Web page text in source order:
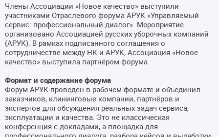
Члены Ассоциации «Новое качество» выступили
участниками Отраслевого форума АРУК «Управляемый
сервис: профессиональный диалог». Мероприятие
организовано Ассоциацией русских уборочных компаний
(АРУК). В рамках подписанного соглашения о
сотрудничестве между НК и АРУК, Ассоциация «Новое
качество» выступила партнёром форума.
Формат и содержание форума
Форум АРУК проведён в рабочем формате и объединил
заказчиков, клининговые компании, партнёров и
экспертов для обсуждения реальных задач сервиса,
эксплуатации и качества. Это не классическая
конференция с докладами, а площадка для